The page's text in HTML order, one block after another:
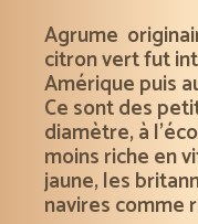
Agrume
citron vert fut
Amérique puis
Ce sont des
diamètre, à
moins riche en
jaune, les
navires comme